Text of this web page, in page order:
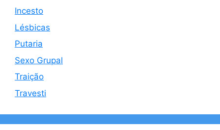
Incesto
Lésbicas
Putaria
Sexo Grupal
Traição
Travesti